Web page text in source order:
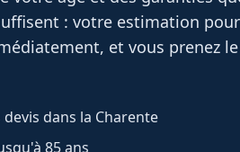
: votre estimation pour
et vous prenez
dans la Charente
85 ans